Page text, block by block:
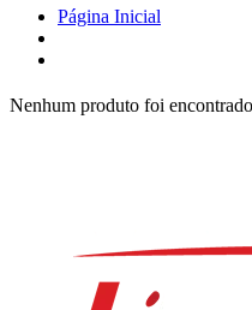
Página Inicial
Nenhum produto foi